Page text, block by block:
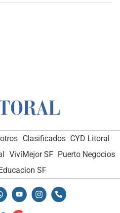
Clasificados CYD Litoral
VivíMejor SF Puerto Negocios
Educacion SF